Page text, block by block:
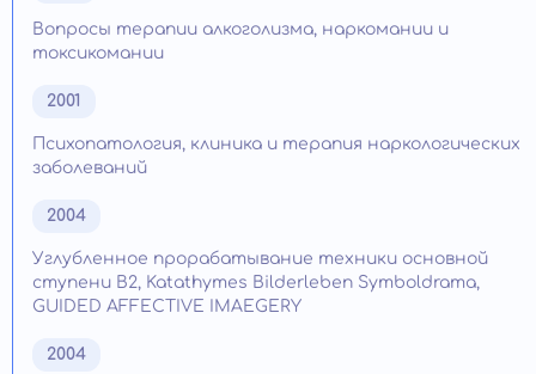
Вопросы терапии алкоголизма, наркомании и
токсикомании
2001
Психопатология, клиника и терапия наркологических
заболеваний
2004
Углубленное прорабатывание техники основной
ступени В2, Katathymes Bilderleben Symboldrama,
GUIDED AFFECTIVE IMAEGЕRY
2004